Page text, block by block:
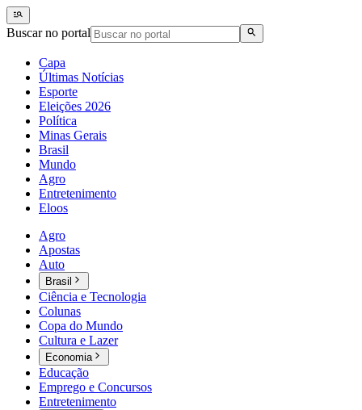
Buscar no portal
Capa
Últimas Notícias
Esporte
Eleições 2026
Política
Minas Gerais
Brasil
Mundo
Agro
Entretenimento
Eloos
Agro
Apostas
Auto
Brasil
Ciência e Tecnologia
Colunas
Copa do Mundo
Cultura e Lazer
Economia
Educação
Emprego e Concursos
Entretenimento